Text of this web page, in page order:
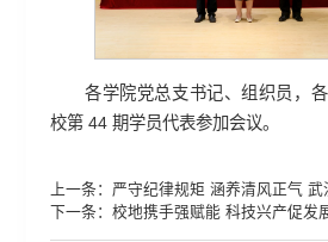
各学院党总支书记、组织员，
校第 44 期学员代表参加会议。
上一条： 严守纪律规矩 涵养清风正气
下一条：校地携手强赋能 科技兴产促发